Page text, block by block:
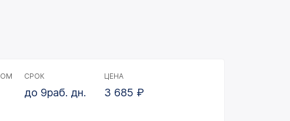
СРОК
до 9раб. дн.
ЦЕНА
3 685 ₽